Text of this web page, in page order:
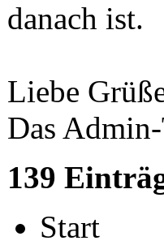
danach ist.
Liebe
Das
139
Start